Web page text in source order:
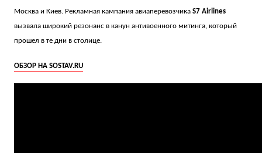
Москва и Киев. Рекламная кампания авиаперевозчика S7 Airlines
вызвала широкий резонанс в канун антивоенного митинга, который
прошел в те дни в столице.
ОБЗОР НА SOSTAV.RU